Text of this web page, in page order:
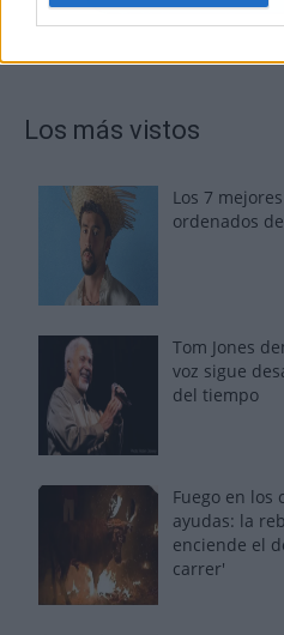
Los más vistos
Los 7
ordenados
Tom Jones
voz sigue
del tiempo
Fuego en los
ayudas: la
enciende el
carrer'